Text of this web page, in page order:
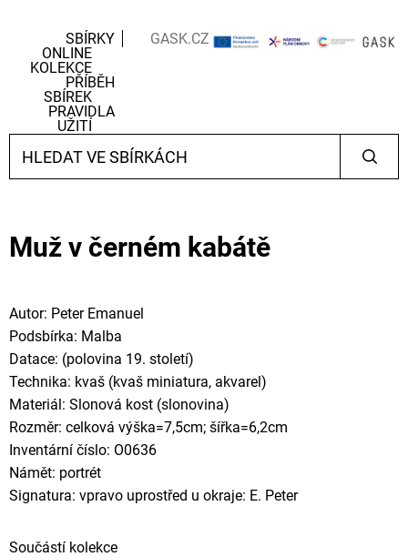
SBÍRKY
ONLINE
KOLEKCE
PŘÍBĚH
SBÍREK
PRAVIDLA
UŽITÍ
GASK.CZ
Muž v černém kabátě
Autor: Peter Emanuel
Podsbírka: Malba
Datace: (polovina 19. století)
Technika: kvaš (kvaš miniatura, akvarel)
Materiál: Slonová kost (slonovina)
Rozměr: celková výška=7,5cm; šířka=6,2cm
Inventární číslo: O0636
Námět: portrét
Signatura: vpravo uprostřed u okraje: E. Peter
Součástí kolekce